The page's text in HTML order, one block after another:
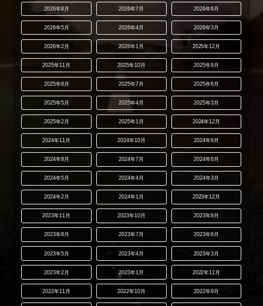
2026年8月 2026年7月 2026年6月
2026年5月 2026年4月 2026年3月
2026年2月 2026年1月 2025年12月
2025年11月 2025年10月 2025年9月
2025年8月 2025年7月 2025年6月
2025年5月 2025年4月 2025年3月
2025年2月 2025年1月 2024年12月
2024年11月 2024年10月 2024年9月
2024年8月 2024年7月 2024年6月
2024年5月 2024年4月 2024年3月
2024年2月 2024年1月 2023年12月
2023年11月 2023年10月 2023年9月
2023年8月 2023年7月 2023年6月
2023年5月 2023年4月 2023年3月
2023年2月 2023年1月 2022年12月
2022年11月 2022年10月 2022年9月